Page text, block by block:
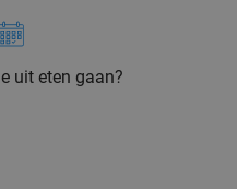
uit eten gaan?